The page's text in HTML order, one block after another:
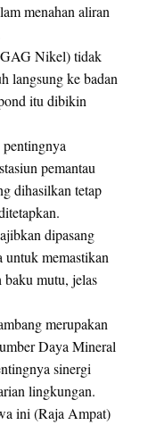
menahan aliran
GAG Nikel) tidak
langsung ke badan
itu dibikin
pemantau
dihasilkan tetap
dipasang
untuk memastikan
mutu, jelas
merupakan
Daya Mineral
sinergi
lingkungan.
ini (Raja Ampat)